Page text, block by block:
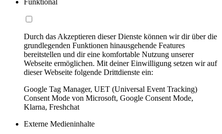
Durch das Akzeptieren dieser Dienste können wir dir über die
grundlegenden Funktionen hinausgehende Features
bereitstellen und dir eine komfortable Nutzung unserer
Webseite ermöglichen. Mit deiner Einwilligung setzen wir auf
dieser Webseite folgende Drittdienste ein:
Google Tag Manager, UET (Universal Event Tracking)
Consent Mode von Microsoft, Google Consent Mode,
Klarna, Freshchat
Externe Medieninhalte